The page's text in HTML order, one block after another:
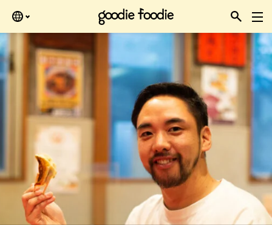
ある時にどうぞ。